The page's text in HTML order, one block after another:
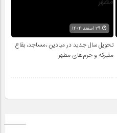
تحویل سال‌ جدید در میادین ،مساجد، بقاع
متبرکه‌ و حرم‌های‌ مطهر